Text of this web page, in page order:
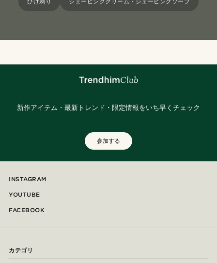
新作アイテム・最新トレンド・限定情報をいち早くチェック
参加する
INSTAGRAM
YOUTUBE
FACEBOOK
カテゴリ